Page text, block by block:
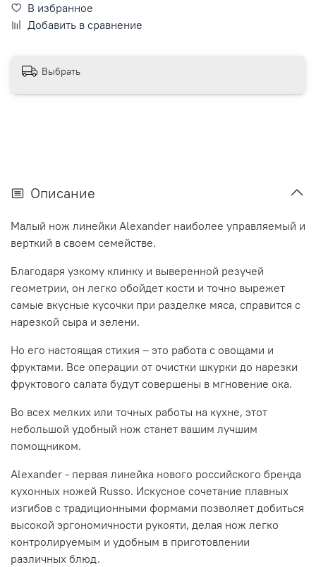
В избранное
Добавить в сравнение
Выбрать
Описание
Малый нож линейки Alexander наиболее управляемый и
верткий в своем семействе.
Благодаря узкому клинку и выверенной резучей
геометрии, он легко обойдет кости и точно вырежет
самые вкусные кусочки при разделке мяса, справится с
нарезкой сыра и зелени.
Но его настоящая стихия – это работа с овощами и
фруктами. Все операции от очистки шкурки до нарезки
фруктового салата будут совершены в мгновение ока.
Во всех мелких или точных работы на кухне, этот
небольшой удобный нож станет вашим лучшим
помощником.
Alexander - первая линейка нового российского бренда
кухонных ножей Russo. Искусное сочетание плавных
изгибов с традиционными формами позволяет добиться
высокой эргономичности рукояти, делая нож легко
контролируемым и удобным в приготовлении
различных блюд.